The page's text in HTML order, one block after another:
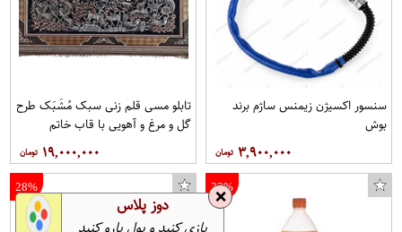
سنسور اکسیژن زیمنس ساژم برند
بوش
۳,۹۰۰,۰۰۰
تابلو مسی قلم زنی سبک مُشَبَک طرح
گل و مرغ و آهویی با قاب خاتم
صلیبی مخصوص موزه و دکوراسیون در
ابعاد 40*80 کد 9 برند قلمستان
فروشگاه قلمستان
۱۹,۰۰۰,۰۰۰
33%
28% ❌ دوز پلاس
بازی کنید و پول پارو کنید